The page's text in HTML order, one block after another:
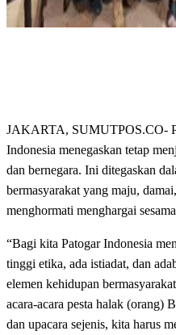
JAKARTA, SUMUTPOS.CO-
Indonesia menegaskan tetap
dan bernegara. Ini ditegaskan
bermasyarakat yang maju,
menghormati menghargai
“Bagi kita Patogar Indonesia
tinggi etika, ada istiadat, dan
elemen kehidupan
acara-acara pesta halak (orang)
dan upacara sejenis, kita harus